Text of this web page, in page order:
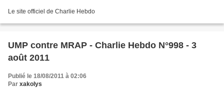
Le site officiel de Charlie Hebdo
UMP contre MRAP - Charlie Hebdo N°998 - 3
août 2011
Publié le 18/08/2011 à 02:06
Par xakolys